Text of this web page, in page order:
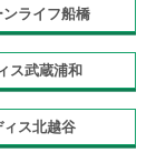
ンライフ船橋
ス武蔵浦和
ィス北越谷